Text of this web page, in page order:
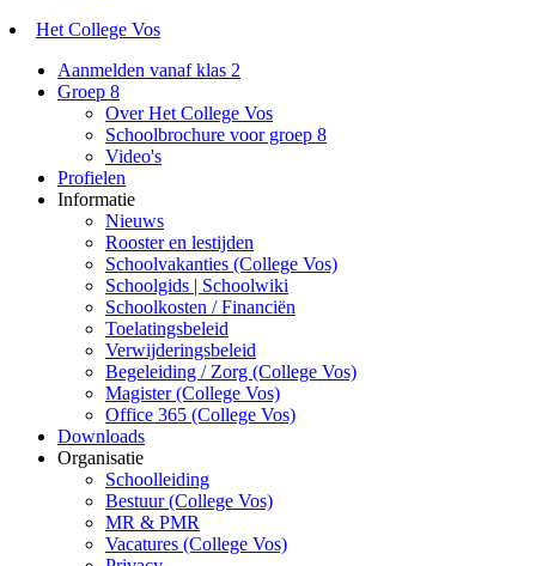
Het College Vos
Aanmelden vanaf klas 2
Groep 8
Over Het College Vos
Schoolbrochure voor groep 8
Video's
Profielen
Informatie
Nieuws
Rooster en lestijden
Schoolvakanties (College Vos)
Schoolgids | Schoolwiki
Schoolkosten / Financiën
Toelatingsbeleid
Verwijderingsbeleid
Begeleiding / Zorg (College Vos)
Magister (College Vos)
Office 365 (College Vos)
Downloads
Organisatie
Schoolleiding
Bestuur (College Vos)
MR & PMR
Vacatures (College Vos)